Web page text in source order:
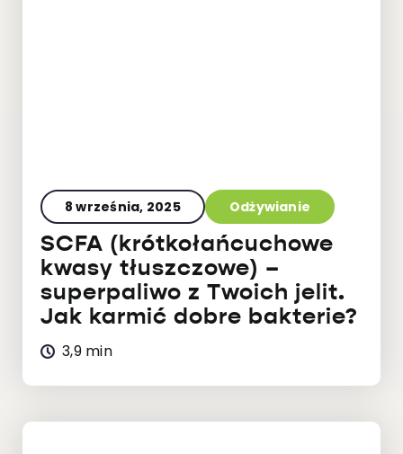
8 września, 2025 Odżywianie
SCFA (krótkołańcuchowe
kwasy tłuszczowe) –
superpaliwo z Twoich jelit.
Jak karmić dobre bakterie?
3,9 min